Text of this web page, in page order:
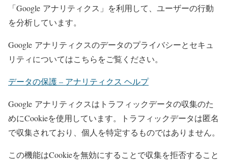
「Google アナリティクス」を利用して、ユーザーの行動
を分析しています。
Google アナリティクスのデータのプライバシーとセキュ
リティについてはこちらをご覧ください。
データの保護 – アナリティクス ヘルプ
Google アナリティクスはトラフィックデータの収集のた
めにCookieを使用しています。トラフィックデータは匿名
で収集されており、個人を特定するものではありません。
この機能はCookieを無効にすることで収集を拒否すること